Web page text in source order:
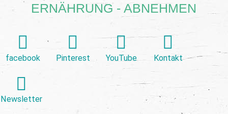
ERNÄHRUNG - ABNEHMEN
facebook Pinterest YouTube Kontakt
Newsletter